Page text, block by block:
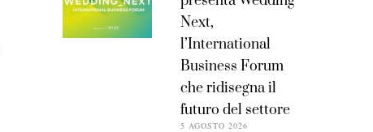
Next,
l’International
Business Forum
che ridisegna il
futuro del settore
5 AGOSTO 2026